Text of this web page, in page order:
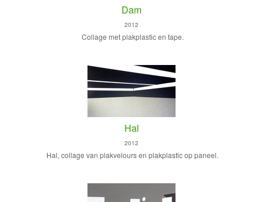
Dam
2012
Collage met plakplastic en tape.
Hal
2012
Hal, collage van plakvelours en plakplastic op paneel.